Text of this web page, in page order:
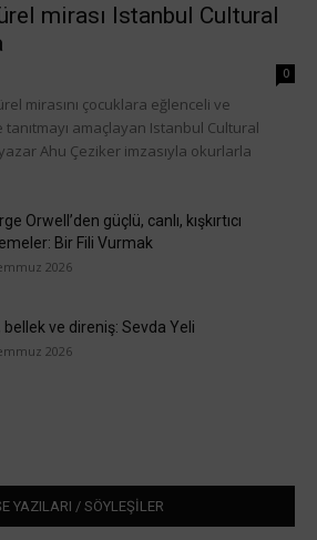
mirası Istanbul Cultural
0
mirasını çocuklara eğlenceli ve
amaçlayan Istanbul Cultural
Ahu Çeziker imzasıyla okurlarla
Orwell’den güçlü, canlı, kışkırtıcı
Bir Fili Vurmak
2026
bellek ve direniş: Sevda Yeli
2026
YAZILARI / SÖYLEŞİLER